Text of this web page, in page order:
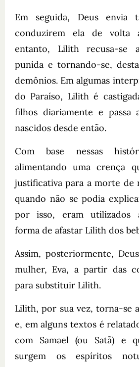
Em seguida, Deus envia
conduzirem ela de volta
entanto, Lilith recusa-se
punida e tornando-se,
demônios. Em algumas
do Paraíso, Lilith é
filhos diariamente e passa
nascidos desde então.
Com base nessas
alimentando uma crença
justificativa para a morte de
quando não se podia
por isso, eram utilizados
forma de afastar Lilith dos
Assim, posteriormente,
mulher, Eva, a partir das
para substituir Lilith.
Lilith, por sua vez, torna-se
e, em alguns textos é
com Samael (ou Satã) e
surgem os espíritos